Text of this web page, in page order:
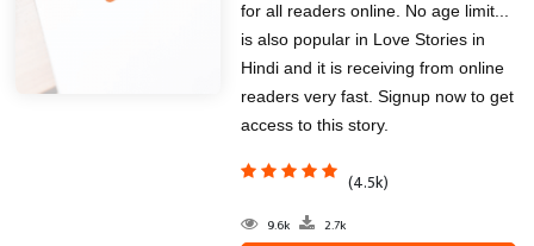
for all readers online. No age limit...
is also popular in Love Stories in
Hindi and it is receiving from online
readers very fast. Signup now to get
access to this story.
(4.5k)
9.6k 2.7k